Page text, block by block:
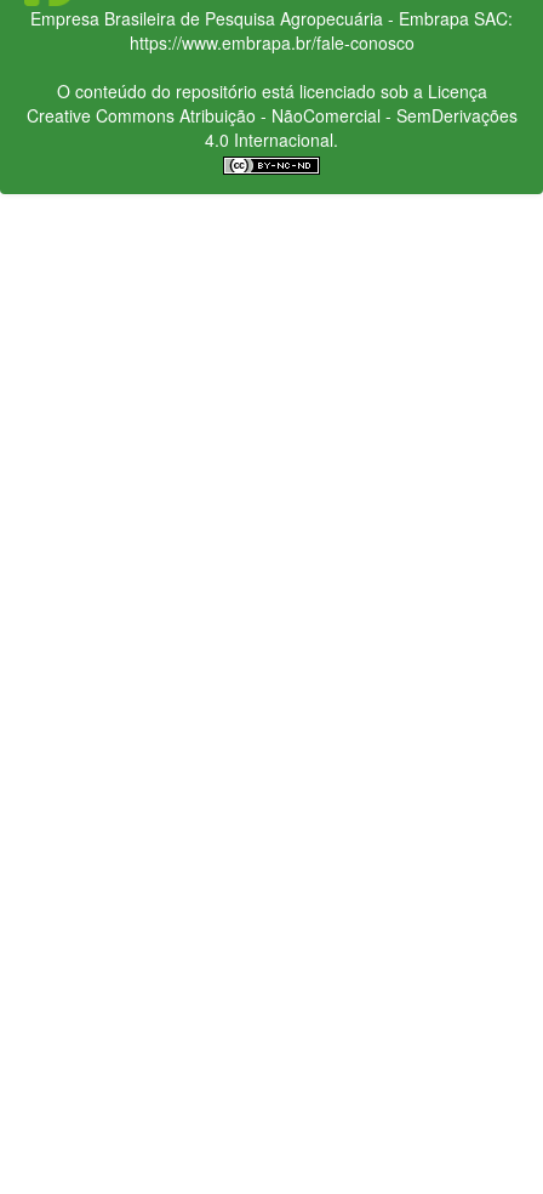
Empresa Brasileira de Pesquisa Agropecuária - Embrapa SAC:
https://www.embrapa.br/fale-conosco
O conteúdo do repositório está licenciado sob a Licença
Creative CommonsAtribuição - NãoComercial - SemDerivações
4.0 Internacional.